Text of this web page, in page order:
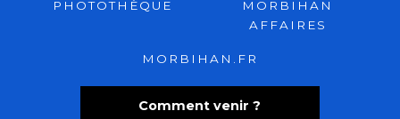
Comment venir ?
PHOTOTHÈQUE
MORBIHAN
AFFAIRES
MORBIHAN.FR